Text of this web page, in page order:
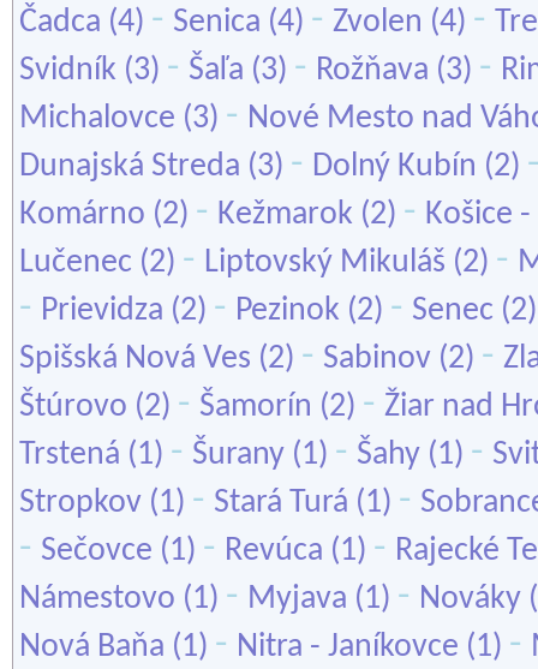
Čadca (4) - Senica (4) - Zvolen (4) -
Svidník (3) - Šaľa (3) - Rožňava (3) -
Michalovce (3) - Nové Mesto nad
Dunajská Streda (3) - Dolný Kubín (2)
Komárno (2) - Kežmarok (2) - Košice -
Lučenec (2) - Liptovský Mikuláš (2) -
- Prievidza (2) - Pezinok (2) - Senec
Spišská Nová Ves (2) - Sabinov (2) -
Štúrovo (2) - Šamorín (2) - Žiar nad
Trstená (1) - Šurany (1) - Šahy (1) -
Stropkov (1) - Stará Turá (1) -
- Sečovce (1) - Revúca (1) - Rajecké
Námestovo (1) - Myjava (1) - Nováky
Nová Baňa (1) - Nitra - Janíkovce (1) -